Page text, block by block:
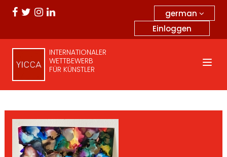
german
Einloggen
INTERNATIONALER
WETTBEWERB
FÜR KÜNSTLER